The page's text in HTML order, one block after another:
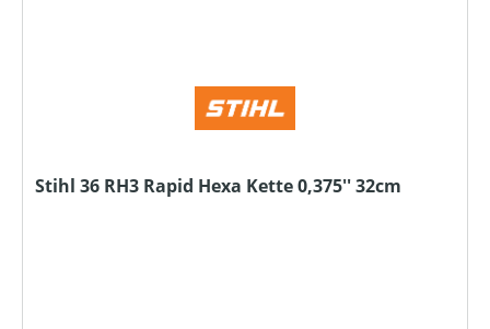
Stihl 36 RH3 Rapid Hexa Kette 0,375'' 32cm